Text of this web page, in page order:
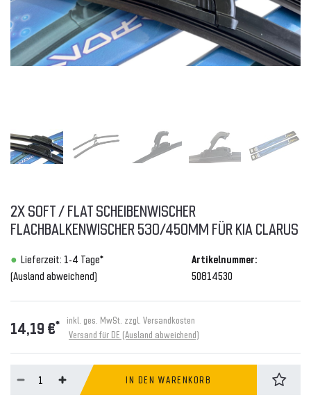
2X SOFT / FLAT SCHEIBENWISCHER
FLACHBALKENWISCHER 530/450MM FÜR KIA CLARUS
Lieferzeit: 1-4 Tage*
(Ausland abweichend)
Artikelnummer:
50814530
14,19 €* inkl. ges. MwSt. zzgl. Versandkosten
Versand für DE (Ausland abweichend)
IN DEN WARENKORB